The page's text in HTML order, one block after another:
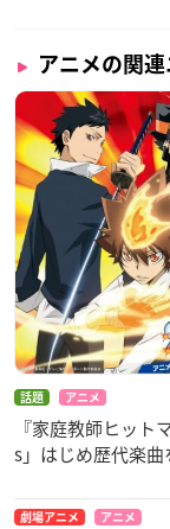
アニメの関
話題 アニメ
『家庭教師ヒッ
s」はじめ歴代楽曲
劇場アニメ アニメ